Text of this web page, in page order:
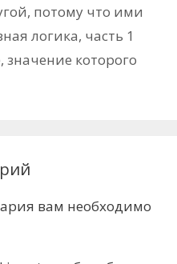
потому что ими
логика, часть 1
которого
вам необходимо